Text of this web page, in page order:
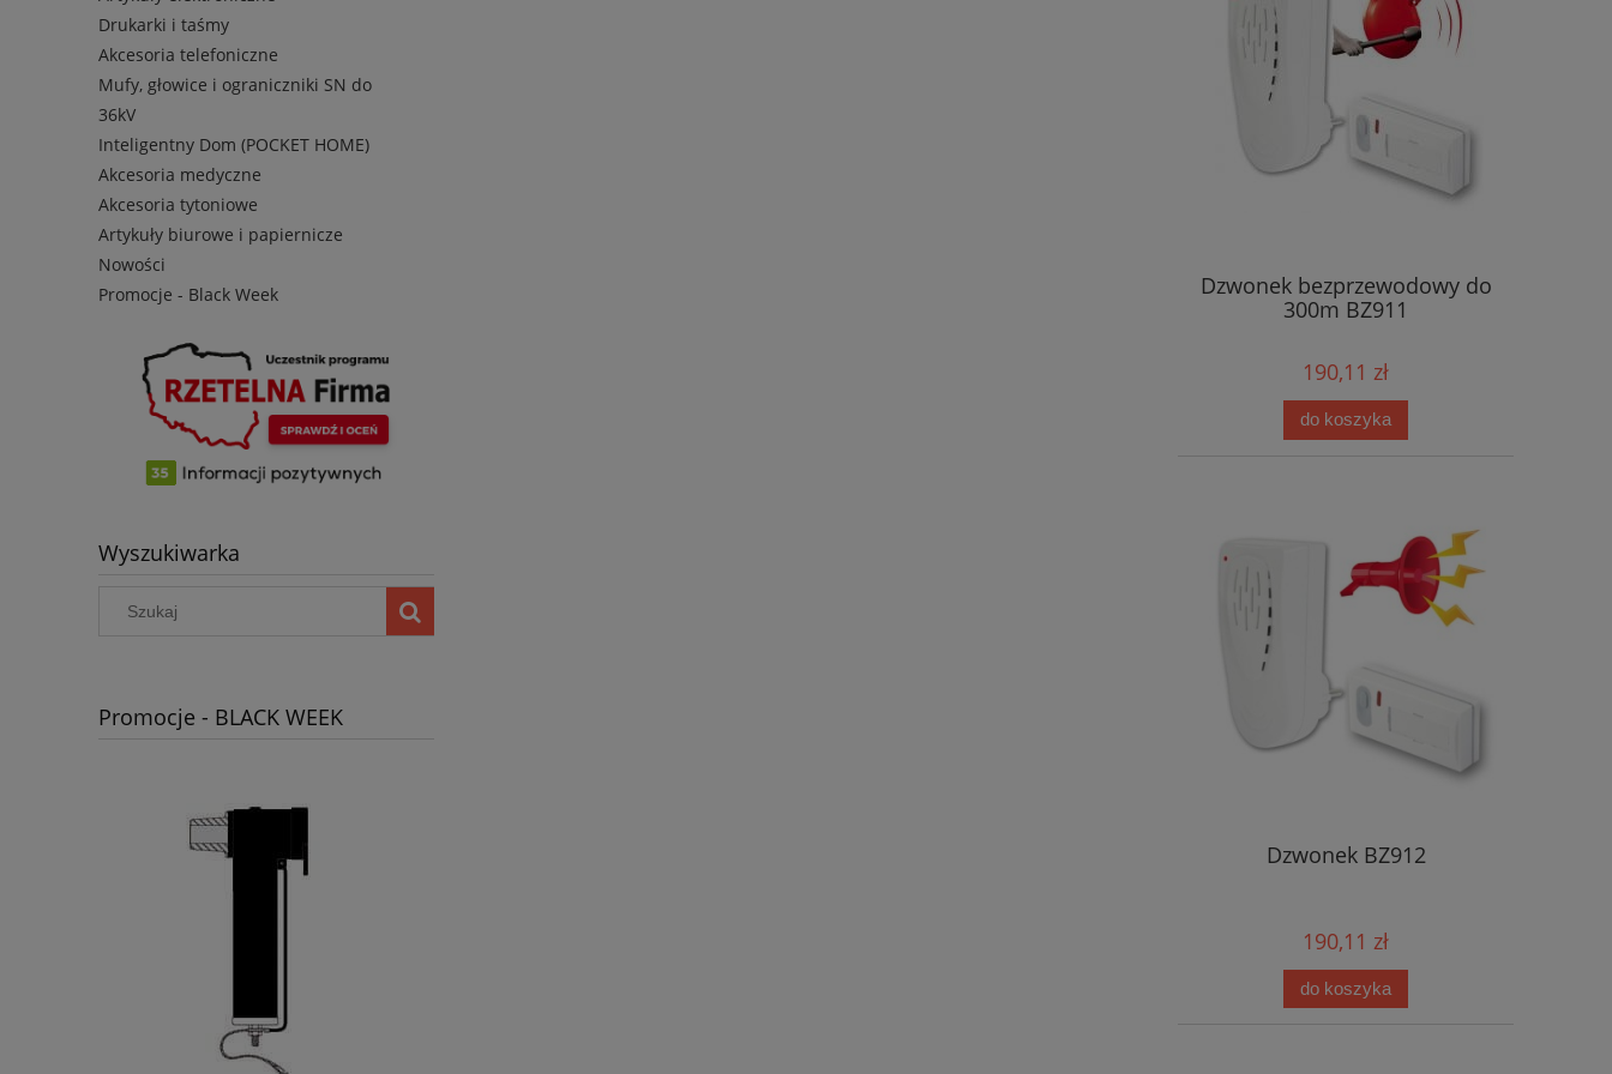
Drukarki i taśmy
Akcesoria telefoniczne
Mufy, głowice i ograniczniki SN do
36kV
Inteligentny Dom (POCKET HOME)
Akcesoria medyczne
Akcesoria tytoniowe
Artykuły biurowe i papiernicze
Nowości
Promocje - Black Week
Wyszukiwarka
Promocje - BLACK WEEK
Dzwonek bezprzewodowy do
300m BZ911
190,11 zł
do koszyka
Dzwonek BZ912
190,11 zł
do koszyka